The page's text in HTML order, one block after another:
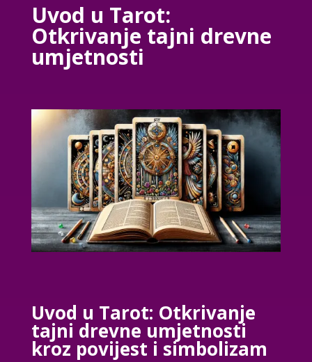
Uvod u Tarot:
Otkrivanje tajni drevne
umjetnosti
Uvod u Tarot: Otkrivanje
tajni drevne umjetnosti
kroz povijest i simbolizam